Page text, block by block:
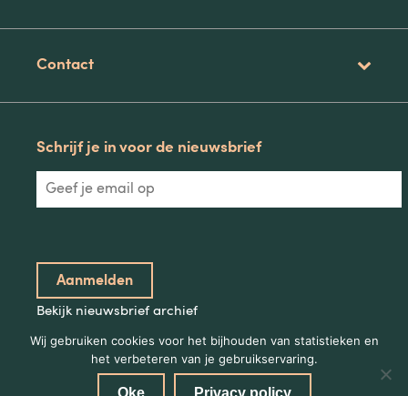
Contact
Schrijf je in voor de nieuwsbrief
Bekijk nieuwsbrief archief
Wij gebruiken cookies voor het bijhouden van statistieken en
het verbeteren van je gebruikservaring.
Oke Privacy policy